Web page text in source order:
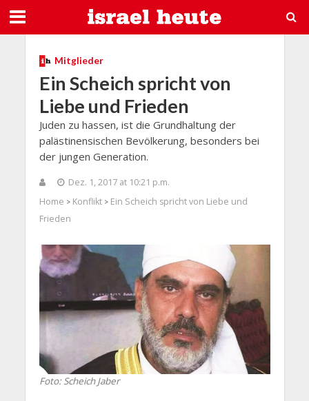
Mitglieder
Ein Scheich spricht von
Liebe und Frieden
Juden zu hassen, ist die Grundhaltung der
palästinensischen Bevölkerung, besonders bei
der jungen Generation.
Dez. 1, 2017 at 10:21 p.m.
Home > Konflikt> Ein Scheich spricht von Liebe und
Frieden
Foto: Scheich Jaber